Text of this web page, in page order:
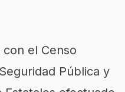
con el Censo
Pública y